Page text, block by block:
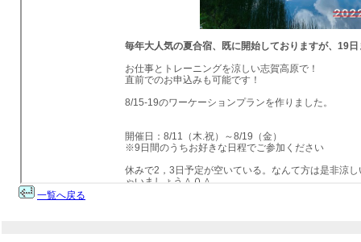
一覧へ戻る